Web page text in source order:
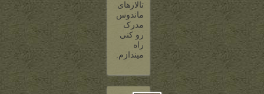
تالارهای
ماندوس
مدرک
رو کنی
راه
میندازم.